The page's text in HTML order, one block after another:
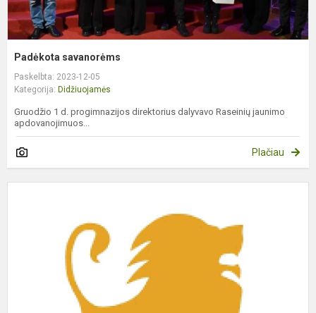
Padėkota savanorėms
Paskelbta: 2023-12-05
Kategorija: Didžiuojamės
Gruodžio 1 d. progimnazijos direktorius dalyvavo Raseinių jaunimo
apdovanojimuos...
Plačiau